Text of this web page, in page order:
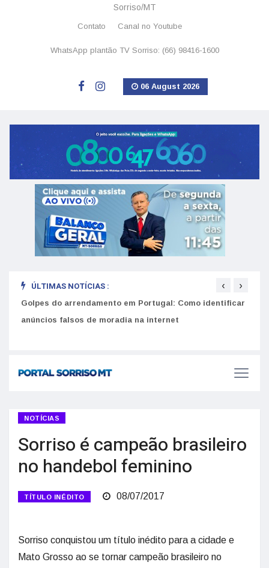
Sorriso/MT
Contato Canal no Youtube
WhatsApp plantão TV Sorriso: (66) 98416-1600
06 August 2026
ÚLTIMAS NOTÍCIAS :
Golpes do arrendamento em Portugal: Como identificar
anúncios falsos de moradia na internet
‹ ›
NOTÍCIAS
Sorriso é campeão brasileiro
no handebol feminino
TÍTULO INÉDITO 08/07/2017
Sorriso conquistou um título inédito para a cidade e
Mato Grosso ao se tornar campeão brasileiro no